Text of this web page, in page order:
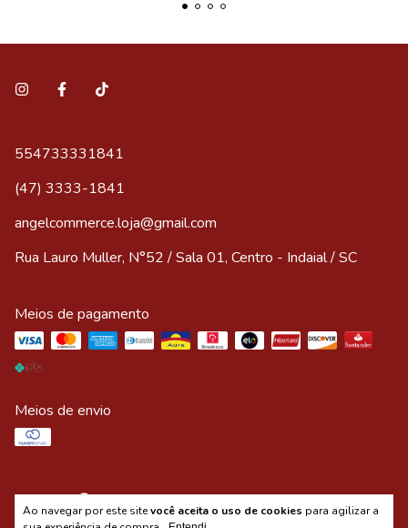
Ao navegar por este sitevocê aceita o uso de cookies para agilizar a
554733331841
(47) 3333-1841
angelcommerce.loja@gmail.com
Rua Lauro Muller, N°52 / Sala 01, Centro - Indaial / SC
Meios de pagamento
Meios de envio
Copyright ANGEL COMMERCE MODA ÍNTIMA - 00347101000133